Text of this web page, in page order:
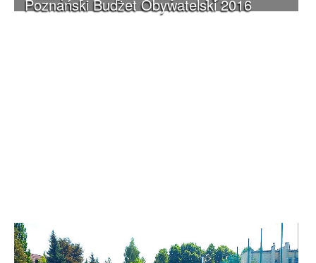
Poznański Budżet Obywatelski 2016